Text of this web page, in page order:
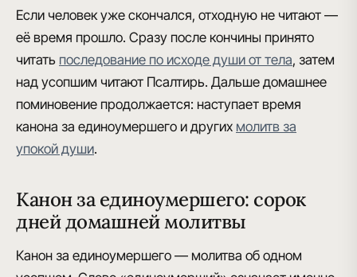
Если человек уже скончался, отходную не читают —
её время прошло. Сразу после кончины принято
читать последование по исходе души от тела, затем
над усопшим читают Псалтирь. Дальше домашнее
поминовение продолжается: наступает время
канона за единоумершего и других молитв за
упокой души.
Канон за единоумершего: сорок
дней домашней молитвы
Канон за единоумершего — молитва об одном